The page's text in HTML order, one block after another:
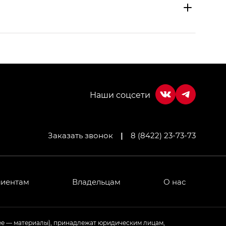
— GB AWD, Джи Эль Полный привод —
Заказать звонок | 8 (8422) 23-73-73
Владельцам О нас
— материалы), принадлежат юридическим лицам,